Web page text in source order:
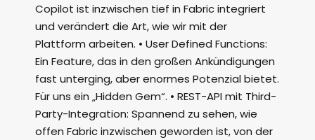
Copilot ist inzwischen tief in Fabric integriert
und verändert die Art, wie wir mit der
Plattform arbeiten. • User Defined Functions:
Ein Feature, das in den großen Ankündigungen
fast unterging, aber enormes Potenzial bietet.
Für uns ein „Hidden Gem“. • REST-API mit Third-
Party-Integration: Spannend zu sehen, wie
offen Fabric inzwischen geworden ist, von der